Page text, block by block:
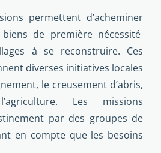
permettent d’acheminer
de première nécessité
à se reconstruire. Ces
diverses initiatives locales
le creusement d’abris,
Les missions
par des groupes de
en compte que les besoins